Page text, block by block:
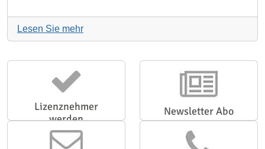
Lesen Sie mehr
Lizenznehmer
werden
Newsletter Abo